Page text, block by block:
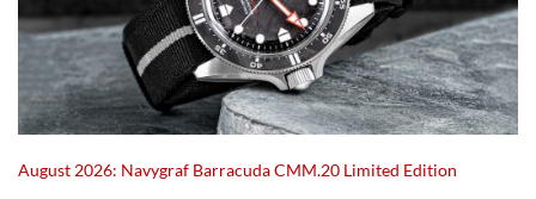
August 2026: Navygraf Barracuda CMM.20 Limited Edition